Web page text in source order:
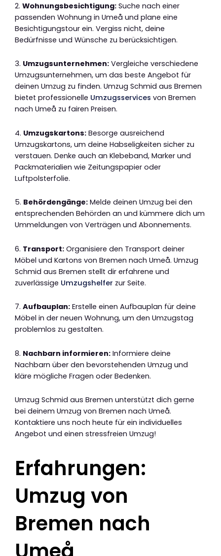
2. Wohnungsbesichtigung: Suche nach einer
passenden Wohnung in Umeå und plane eine
Besichtigungstour ein. Vergiss nicht, deine
Bedürfnisse und Wünsche zu berücksichtigen.
3. Umzugsunternehmen: Vergleiche verschiedene
Umzugsunternehmen, um das beste Angebot für
deinen Umzug zu finden. Umzug Schmid aus Bremen
bietet professionelle Umzugsservices von Bremen
nach Umeå zu fairen Preisen.
4. Umzugskartons: Besorge ausreichend
Umzugskartons, um deine Habseligkeiten sicher zu
verstauen. Denke auch an Klebeband, Marker und
Packmaterialien wie Zeitungspapier oder
Luftpolsterfolie.
5. Behördengänge: Melde deinen Umzug bei den
entsprechenden Behörden an und kümmere dich um
Ummeldungen von Verträgen und Abonnements.
6. Transport: Organisiere den Transport deiner
Möbel und Kartons von Bremen nach Umeå. Umzug
Schmid aus Bremen stellt dir erfahrene und
zuverlässige Umzugshelfer zur Seite.
7. Aufbauplan: Erstelle einen Aufbauplan für deine
Möbel in der neuen Wohnung, um den Umzugstag
problemlos zu gestalten.
8. Nachbarn informieren: Informiere deine
Nachbarn über den bevorstehenden Umzug und
kläre mögliche Fragen oder Bedenken.
Umzug Schmid aus Bremen unterstützt dich gerne
bei deinem Umzug von Bremen nach Umeå.
Kontaktiere uns noch heute für ein individuelles
Angebot und einen stressfreien Umzug!
Erfahrungen:
Umzug von
Bremen nach